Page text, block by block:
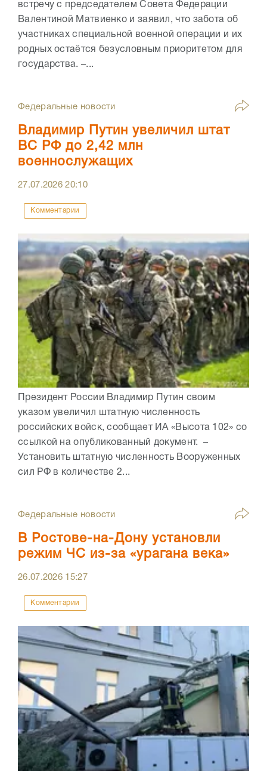
встречу с председателем Совета Федерации
Валентиной Матвиенко и заявил, что забота об
участниках специальной военной операции и их
родных остаётся безусловным приоритетом для
государства. –...
Федеральные новости
Владимир Путин увеличил штат
ВС РФ до 2,42 млн
военнослужащих
27.07.202620:10
Комментарии
Президент России Владимир Путин своим
указом увеличил штатную численность
российских войск, сообщает ИА «Высота 102» со
ссылкой на опубликованный документ. –
Установить штатную численность Вооруженных
сил РФ в количестве 2...
Федеральные новости
В Ростове-на-Дону установли
режим ЧС из-за «урагана века»
26.07.2026 15:27
Комментарии